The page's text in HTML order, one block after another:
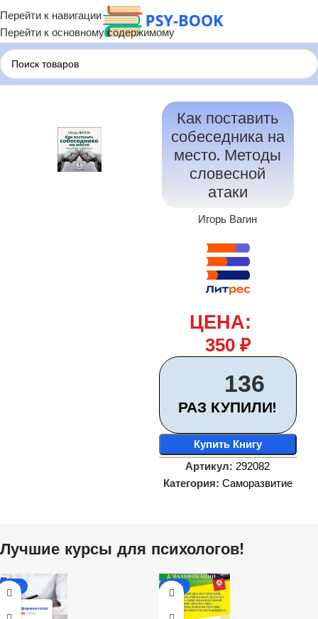
Перейти к навигации
Перейти к основному содержимому
Главная Саморазвитие
Как поставить
собеседника на
место. Методы
словесной
атаки
Игорь Вагин
ЦЕНА:
350 ₽
136
РАЗ КУПИЛИ!
Купить Книгу
Артикул: 292082
Категория: Саморазвитие
Лучшие курсы для психологов!
-31% -20%